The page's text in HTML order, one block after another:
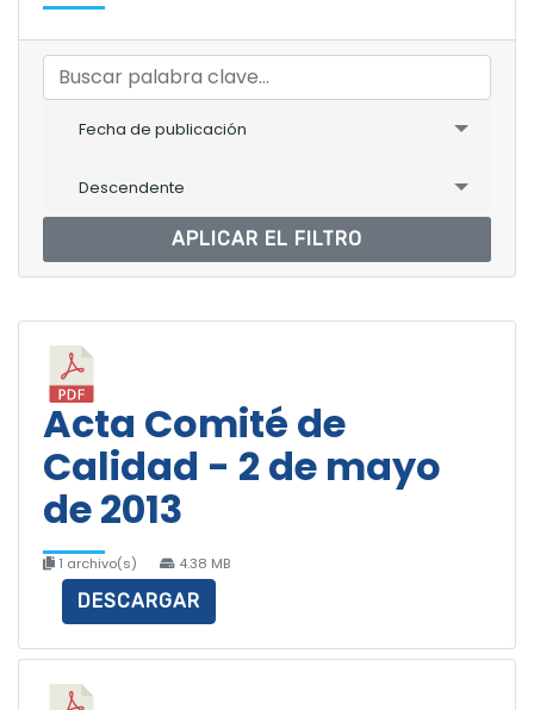
Fecha de publicación
Descendente
APLICAR EL FILTRO
Acta Comité de
Calidad - 2 de mayo
de 2013
1 archivo(s) 4.38 MB
DESCARGAR